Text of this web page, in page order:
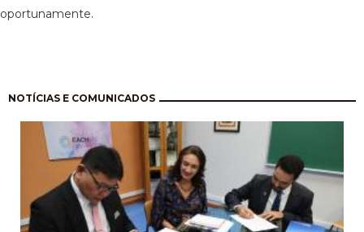
oportunamente.
NOTÍCIAS E COMUNICADOS
Pagination